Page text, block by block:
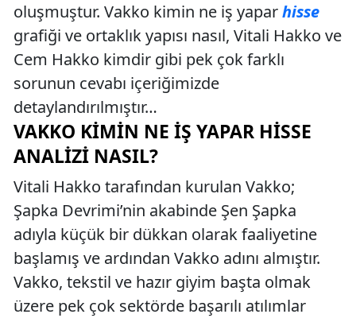
oluşmuştur. Vakko kimin ne iş yaparhisse
grafiği ve ortaklık yapısı nasıl, Vitali Hakko ve
Cem Hakko kimdir gibi pek çok farklı
sorunun cevabı içeriğimizde
detaylandırılmıştır…
VAKKO KIMIN NE İŞ YAPAR HISSE
ANALIZI NASIL?
Vitali Hakko tarafından kurulan Vakko;
Şapka Devrimi’nin akabinde Şen Şapka
adıyla küçük bir dükkan olarak faaliyetine
başlamış ve ardından Vakko adını almıştır.
Vakko, tekstil ve hazır giyim başta olmak
üzere pek çok sektörde başarılı atılımlar